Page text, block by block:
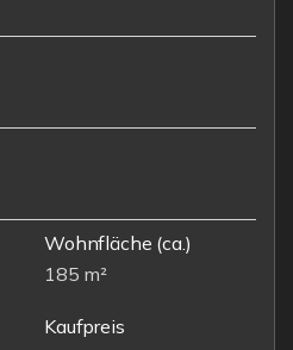
Wohnfläche (ca.)
185 m²
Kaufpreis